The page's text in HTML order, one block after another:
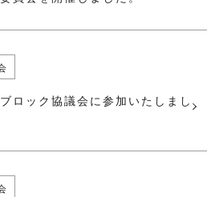
ロック協議会に参加いたしまし